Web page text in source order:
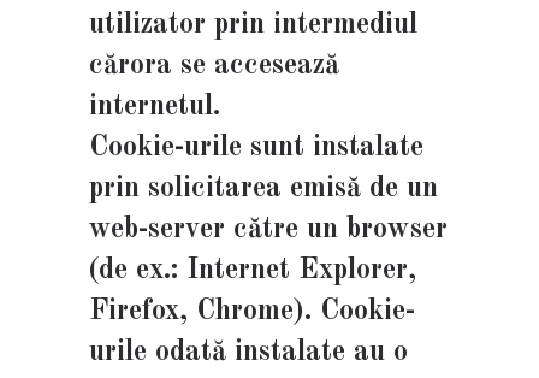
utilizator prin intermediul
cărora se accesează
internetul.
Cookie-urile sunt instalate
prin solicitarea emisă de un
web-server către un browser
(de ex.: Internet Explorer,
Firefox, Chrome). Cookie-
urile odată instalate au o